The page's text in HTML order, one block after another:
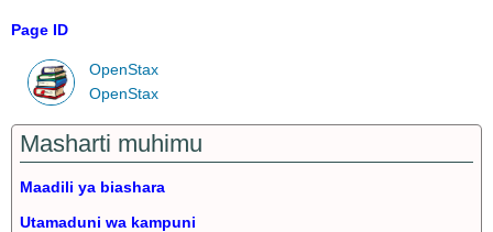
Page ID
OpenStax
OpenStax
Masharti muhimu
Maadili ya biashara
Utamaduni wa kampuni